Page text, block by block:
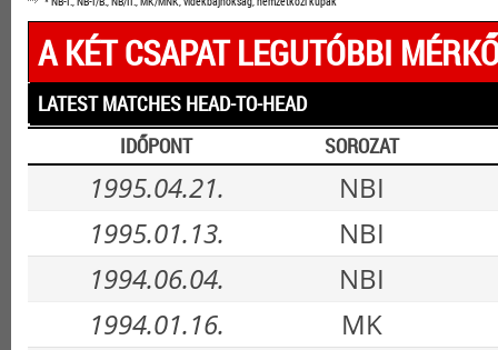
A KÉT CSAPAT LEGUTÓBBI
LATEST MATCHES HEAD-TO-HEAD
IDŐPONT
SOROZAT
1995.04.21.
NBI
1995.01.13.
NBI
1994.06.04.
NBI
1994.01.16.
MK